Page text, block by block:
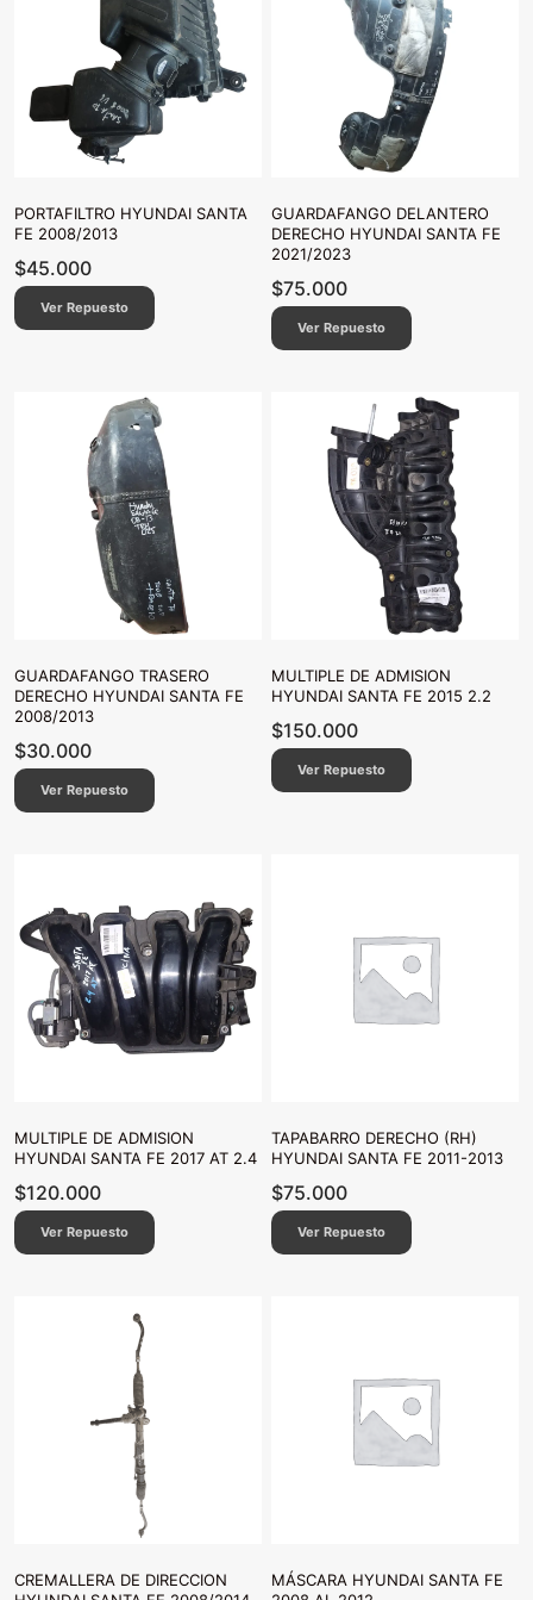
PORTAFILTRO HYUNDAI SANTA
FE 2008/2013
$45.000
Ver Repuesto
GUARDAFANGO DELANTERO
DERECHO HYUNDAI SANTA FE
2021/2023
$75.000
Ver Repuesto
GUARDAFANGO TRASERO
DERECHO HYUNDAI SANTA FE
2008/2013
$30.000
Ver Repuesto
MULTIPLE DE ADMISION
HYUNDAI SANTA FE 2015 2.2
$150.000
Ver Repuesto
MULTIPLE DE ADMISION
HYUNDAI SANTA FE 2017 AT 2.4
$120.000
Ver Repuesto
TAPABARRO DERECHO (RH)
HYUNDAI SANTA FE 2011-2013
$75.000
Ver Repuesto
CREMALLERA DE DIRECCION
MÁSCARA HYUNDAI SANTA FE